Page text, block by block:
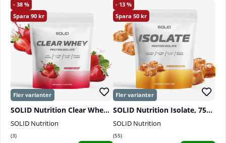
38
90
SOLID Nutrition Clear Whey, 300 g
SOLID Nutrition
3
13
50
SOLID Nutrition Isolate, 750 g
SOLID Nutrition
55